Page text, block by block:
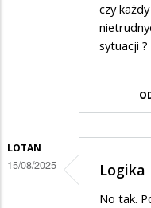
czy
sytuacji ?
LOTAN
15/08/2025 Logika
No tak.